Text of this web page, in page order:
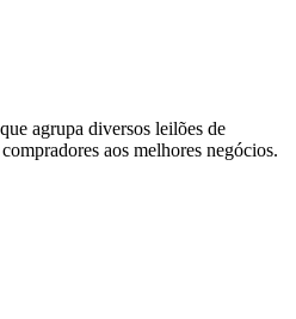
agrupa diversos leilões de
aos melhores negócios.